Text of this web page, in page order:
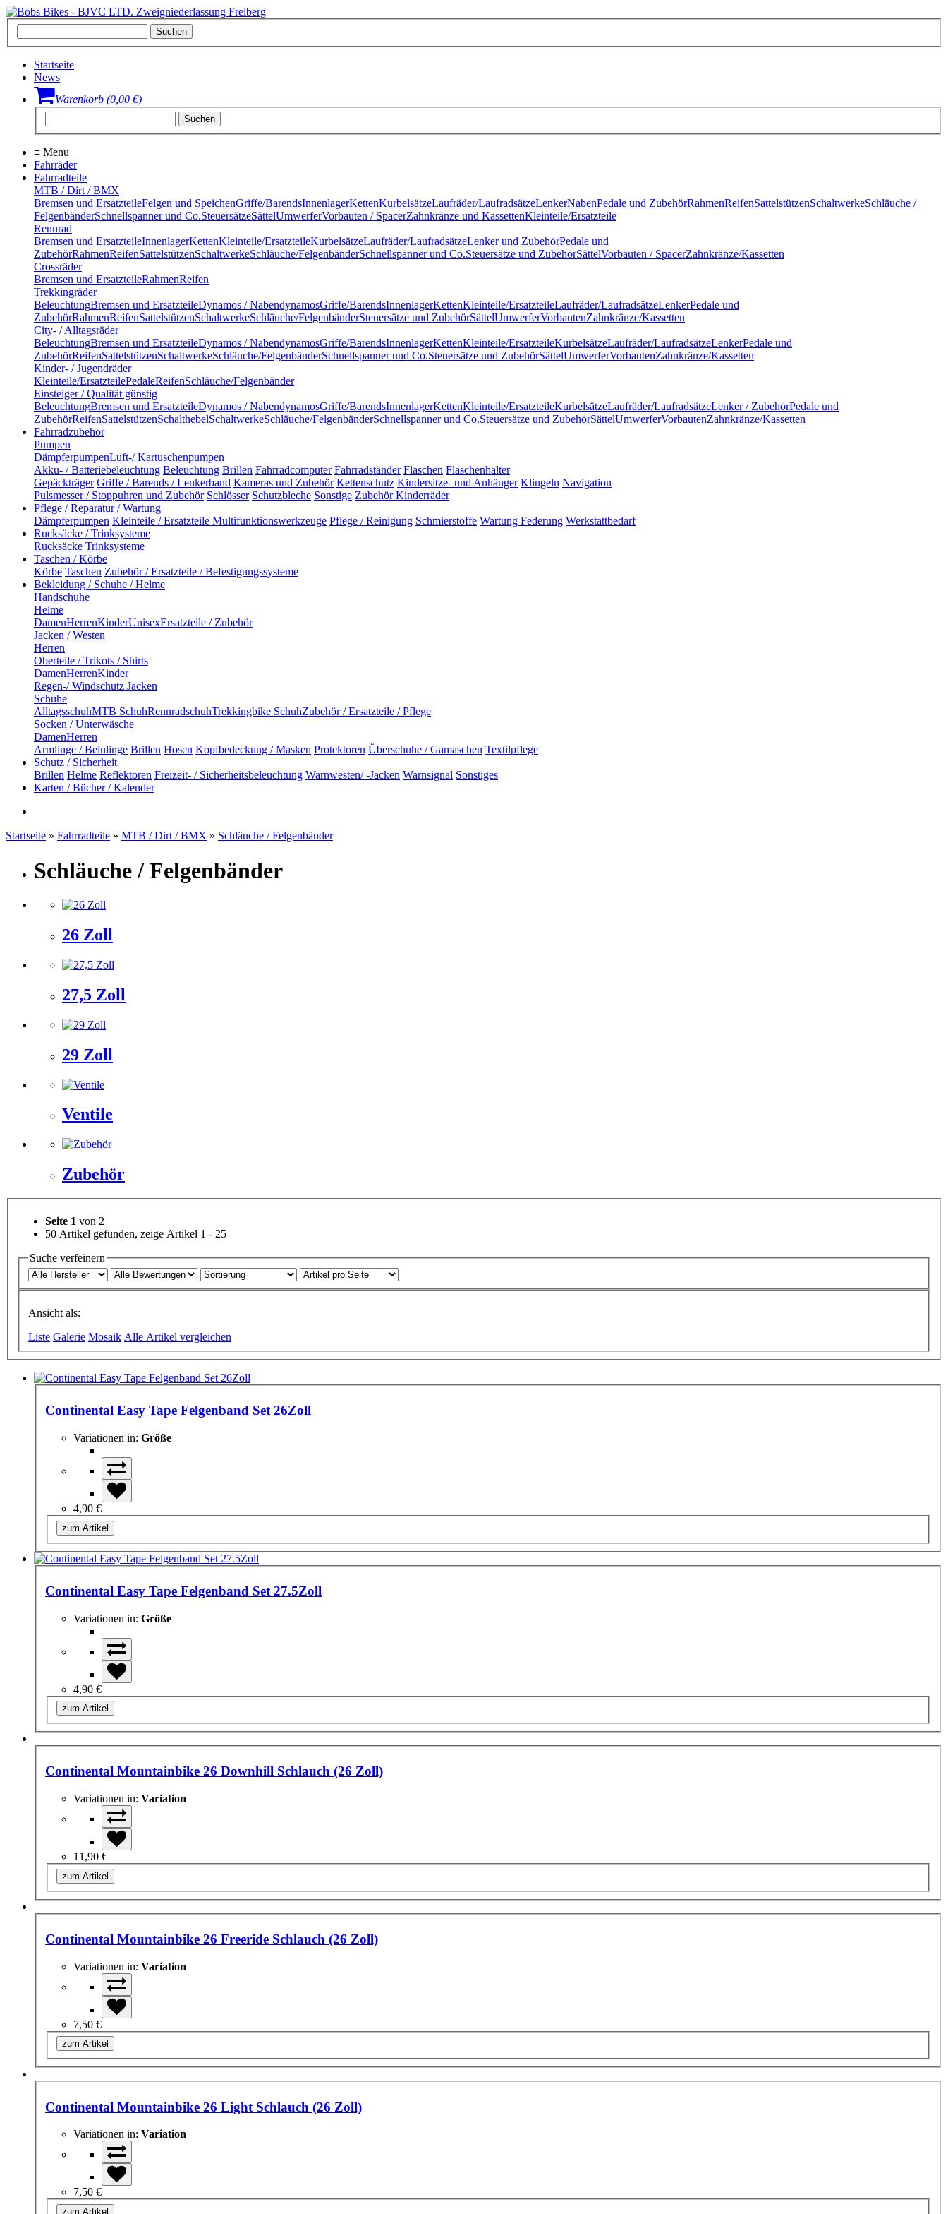
Startseite
News
Warenkorb (0,00 €)
≡ Menu
Fahrräder
Fahrradteile
MTB / Dirt / BMX
Bremsen und ErsatzteileFelgen und SpeichenGriffe/BarendsInnenlagerKettenKurbelsätzeLaufräder/LaufradsätzeLenkerNabenPedale und ZubehörRahmenReifenSattelstützenSchaltwerkeSchläuche /
FelgenbänderSchnellspanner und Co.SteuersätzeSättelUmwerferVorbauten / SpacerZahnkränze und KassettenKleinteile/Ersatzteile
Rennrad
Bremsen und ErsatzteileInnenlagerKettenKleinteile/ErsatzteileKurbelsätzeLaufräder/LaufradsätzeLenker und ZubehörPedale und
ZubehörRahmenReifenSattelstützenSchaltwerkeSchläuche/FelgenbänderSchnellspanner und Co.Steuersätze und ZubehörSättelVorbauten / SpacerZahnkränze/Kassetten
Crossräder
Bremsen und ErsatzteileRahmenReifen
Trekkingräder
BeleuchtungBremsen und ErsatzteileDynamos / NabendynamosGriffe/BarendsInnenlagerKettenKleinteile/ErsatzteileLaufräder/LaufradsätzeLenkerPedale und
ZubehörRahmenReifenSattelstützenSchaltwerkeSchläuche/FelgenbänderSteuersätze und ZubehörSättelUmwerferVorbautenZahnkränze/Kassetten
City- / Alltagsräder
BeleuchtungBremsen und ErsatzteileDynamos / NabendynamosGriffe/BarendsInnenlagerKettenKleinteile/ErsatzteileKurbelsätzeLaufräder/LaufradsätzeLenkerPedale und
ZubehörReifenSattelstützenSchaltwerkeSchläuche/FelgenbänderSchnellspanner und Co.Steuersätze und ZubehörSättelUmwerferVorbautenZahnkränze/Kassetten
Kinder- / Jugendräder
Kleinteile/ErsatzteilePedaleReifenSchläuche/Felgenbänder
Einsteiger / Qualität günstig
BeleuchtungBremsen und ErsatzteileDynamos / NabendynamosGriffe/BarendsInnenlagerKettenKleinteile/ErsatzteileKurbelsätzeLaufräder/LaufradsätzeLenker / ZubehörPedale und
ZubehörReifenSattelstützenSchalthebelSchaltwerkeSchläuche/FelgenbänderSchnellspanner und Co.Steuersätze und ZubehörSättelUmwerferVorbautenZahnkränze/Kassetten
Fahrradzubehör
Pumpen
DämpferpumpenLuft-/ Kartuschenpumpen
Akku- / Batteriebeleuchtung Beleuchtung Brillen Fahrradcomputer Fahrradständer Flaschen Flaschenhalter
Gepäckträger Griffe / Barends / Lenkerband Kameras und Zubehör Kettenschutz Kindersitze- und Anhänger Klingeln Navigation
Pulsmesser / Stoppuhren und Zubehör Schlösser Schutzbleche Sonstige Zubehör Kinderräder
Pflege / Reparatur / Wartung
Dämpferpumpen Kleinteile / Ersatzteile Multifunktionswerkzeuge Pflege / Reinigung Schmierstoffe Wartung Federung Werkstattbedarf
Rucksäcke / Trinksysteme
Rucksäcke Trinksysteme
Taschen / Körbe
Körbe Taschen Zubehör / Ersatzteile / Befestigungssysteme
Bekleidung / Schuhe / Helme
Handschuhe
Helme
DamenHerrenKinderUnisexErsatzteile / Zubehör
Jacken / Westen
Herren
Oberteile / Trikots / Shirts
DamenHerrenKinder
Regen-/ Windschutz Jacken
Schuhe
AlltagsschuhMTB SchuhRennradschuhTrekkingbike SchuhZubehör / Ersatzteile / Pflege
Socken / Unterwäsche
DamenHerren
Armlinge / Beinlinge Brillen Hosen Kopfbedeckung / Masken Protektoren Überschuhe / Gamaschen Textilpflege
Schutz / Sicherheit
Brillen Helme Reflektoren Freizeit- / Sicherheitsbeleuchtung Warnwesten/ -Jacken Warnsignal Sonstiges
Karten / Bücher / Kalender
Startseite » Fahrradteile » MTB / Dirt / BMX » Schläuche / Felgenbänder
Schläuche / Felgenbänder
26 Zoll
27,5 Zoll
29 Zoll
Ventile
Zubehör
Seite 1 von 2
50 Artikel gefunden, zeige Artikel 1 - 25
Suche verfeinern
Ansicht als:
Liste Galerie Mosaik Alle Artikel vergleichen
Continental Easy Tape Felgenband Set 26Zoll
Variationen in: Größe
4,90 €
zum Artikel
Continental Easy Tape Felgenband Set 27.5Zoll
Variationen in: Größe
4,90 €
zum Artikel
Continental Mountainbike 26 Downhill Schlauch (26 Zoll)
Variationen in: Variation
11,90 €
zum Artikel
Continental Mountainbike 26 Freeride Schlauch (26 Zoll)
Variationen in: Variation
7,50 €
zum Artikel
Continental Mountainbike 26 Light Schlauch (26 Zoll)
Variationen in: Variation
7,50 €
zum Artikel